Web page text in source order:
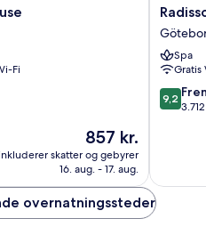
Fi
Prisen
857 kr.
857 kr.
inkluderer skatter og gebyrer
16. aug. - 17. aug.
Blu
Hotel
Spa
Gratis
9.2
ud
9,2
overnatningssteder